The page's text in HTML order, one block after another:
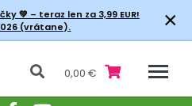
💚 – teraz len za 3,99 EUR!
(vrátane).
×
0,00 €